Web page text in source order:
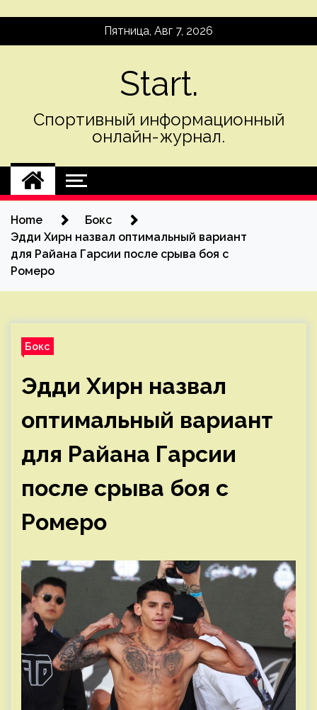
Пятница, Авг 7, 2026
Start.
Спортивный информационный
онлайн-журнал.
Home
Бокс
Эдди Хирн назвал оптимальный вариант
для Райана Гарсии после срыва боя с
Ромеро
Бокс
Эдди Хирн назвал
оптимальный вариант
для Райана Гарсии
после срыва боя с
Ромеро